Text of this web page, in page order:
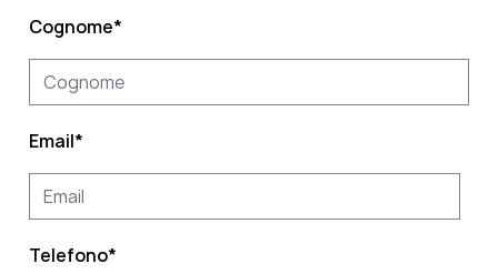
Cognome*
Email*
Telefono*